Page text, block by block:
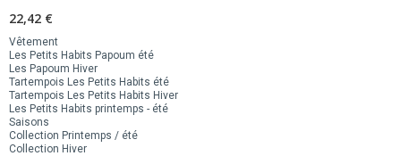
22,42 €
Vêtement
Les Petits Habits Papoum été
Les Papoum Hiver
Tartempois Les Petits Habits été
Tartempois Les Petits Habits Hiver
Les Petits Habits printemps - été
Saisons
Collection Printemps / été
Collection Hiver